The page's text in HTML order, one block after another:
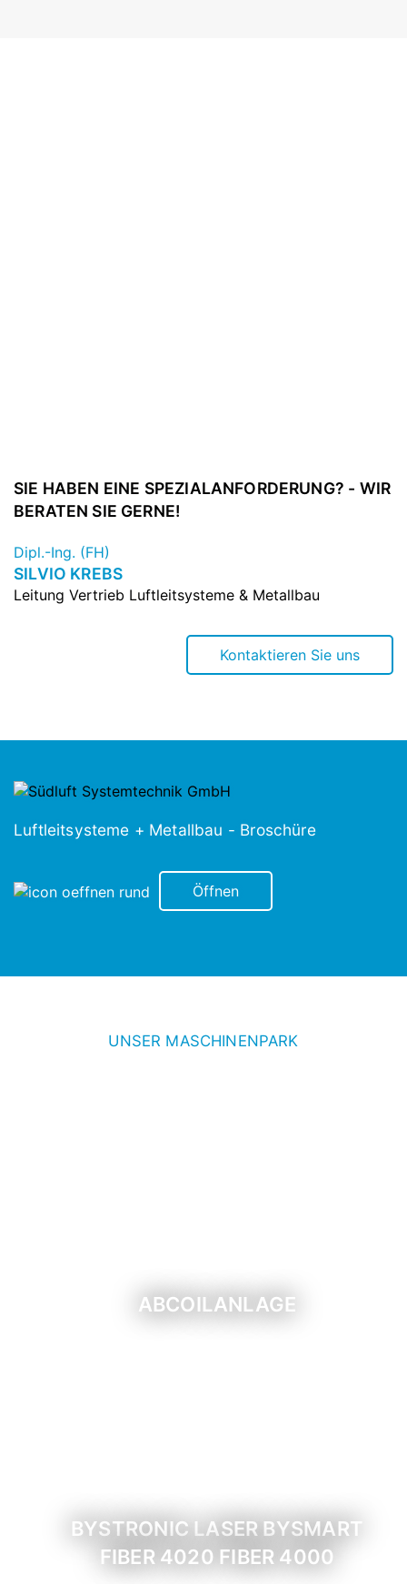
SIE HABEN EINE SPEZIALANFORDERUNG? - WIR
BERATEN SIE GERNE!
Dipl.-Ing. (FH)
SILVIO KREBS
Leitung Vertrieb Luftleitsysteme & Metallbau
Kontaktieren Sie uns
Luftleitsysteme + Metallbau - Broschüre
Öffnen
UNSER MASCHINENPARK
ABCOILANLAGE
BYSTRONIC LASER BYSMART
FIBER 4020 FIBER 4000